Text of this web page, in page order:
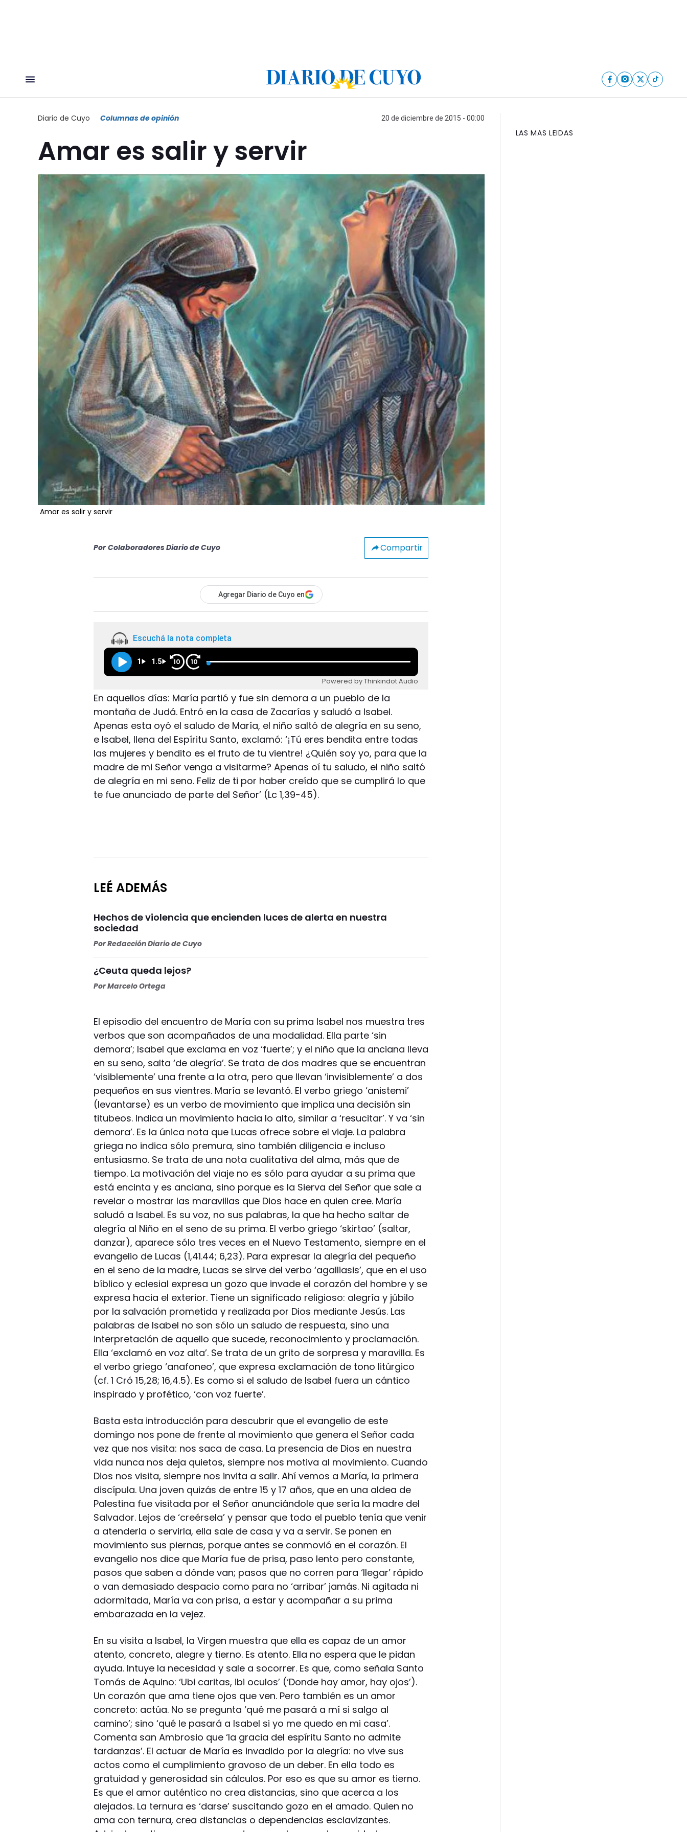
Diario de Cuyo Columnas de opinión 20 de diciembre de 2015 - 00:00
Amar es salir y servir
Amar es salir y servir
Por Colaboradores Diario de Cuyo Compartir
Agregar Diario de Cuyo en
Escuchá la nota completa
1 1.5 10 10
Powered by Thinkindot Audio
En aquellos días: María partió y fue sin demora a un pueblo de la
montaña de Judá. Entró en la casa de Zacarías y saludó a Isabel.
Apenas esta oyó el saludo de María, el niño saltó de alegría en su seno,
e Isabel, llena del Espíritu Santo, exclamó: ‘¡Tú eres bendita entre todas
las mujeres y bendito es el fruto de tu vientre! ¿Quién soy yo, para que la
madre de mi Señor venga a visitarme? Apenas oí tu saludo, el niño saltó
de alegría en mi seno. Feliz de ti por haber creído que se cumplirá lo que
te fue anunciado de parte del Señor’ (Lc 1,39-45).
LEÉ ADEMÁS
Hechos de violencia que encienden luces de alerta en nuestra
sociedad
PorRedacción Diario de Cuyo
¿Ceuta queda lejos?
PorMarcelo Ortega
El episodio del encuentro de María con su prima Isabel nos muestra tres
verbos que son acompañados de una modalidad. Ella parte ‘sin
demora’; Isabel que exclama en voz ‘fuerte’; y el niño que la anciana lleva
en su seno, salta ‘de alegría’. Se trata de dos madres que se encuentran
‘visiblemente’ una frente a la otra, pero que llevan ‘invisiblemente’ a dos
pequeños en sus vientres. María se levantó. El verbo griego ‘anistemi’
(levantarse) es un verbo de movimiento que implica una decisión sin
titubeos. Indica un movimiento hacia lo alto, similar a ‘resucitar’. Y va ‘sin
demora’. Es la única nota que Lucas ofrece sobre el viaje. La palabra
griega no indica sólo premura, sino también diligencia e incluso
entusiasmo. Se trata de una nota cualitativa del alma, más que de
tiempo. La motivación del viaje no es sólo para ayudar a su prima que
está encinta y es anciana, sino porque es la Sierva del Señor que sale a
revelar o mostrar las maravillas que Dios hace en quien cree. María
saludó a Isabel. Es su voz, no sus palabras, la que ha hecho saltar de
alegría al Niño en el seno de su prima. El verbo griego ‘skirtao’ (saltar,
danzar), aparece sólo tres veces en el Nuevo Testamento, siempre en el
evangelio de Lucas (1,41.44; 6,23). Para expresar la alegría del pequeño
en el seno de la madre, Lucas se sirve del verbo ‘agalliasis’, que en el uso
bíblico y eclesial expresa un gozo que invade el corazón del hombre y se
expresa hacia el exterior. Tiene un significado religioso: alegría y júbilo
por la salvación prometida y realizada por Dios mediante Jesús. Las
palabras de Isabel no son sólo un saludo de respuesta, sino una
interpretación de aquello que sucede, reconocimiento y proclamación.
Ella ‘exclamó en voz alta’. Se trata de un grito de sorpresa y maravilla. Es
el verbo griego ‘anafoneo’, que expresa exclamación de tono litúrgico
(cf. 1 Cró 15,28; 16,4.5). Es como si el saludo de Isabel fuera un cántico
inspirado y profético, ‘con voz fuerte’.
Basta esta introducción para descubrir que el evangelio de este
domingo nos pone de frente al movimiento que genera el Señor cada
vez que nos visita: nos saca de casa. La presencia de Dios en nuestra
vida nunca nos deja quietos, siempre nos motiva al movimiento. Cuando
Dios nos visita, siempre nos invita a salir. Ahí vemos a María, la primera
discípula. Una joven quizás de entre 15 y 17 años, que en una aldea de
Palestina fue visitada por el Señor anunciándole que sería la madre del
Salvador. Lejos de ‘creérsela’ y pensar que todo el pueblo tenía que venir
a atenderla o servirla, ella sale de casa y va a servir. Se ponen en
movimiento sus piernas, porque antes se conmovió en el corazón. El
evangelio nos dice que María fue de prisa, paso lento pero constante,
pasos que saben a dónde van; pasos que no corren para ‘llegar’ rápido
o van demasiado despacio como para no ‘arribar’ jamás. Ni agitada ni
adormitada, María va con prisa, a estar y acompañar a su prima
embarazada en la vejez.
En su visita a Isabel, la Virgen muestra que ella es capaz de un amor
atento, concreto, alegre y tierno. Es atento. Ella no espera que le pidan
ayuda. Intuye la necesidad y sale a socorrer. Es que, como señala Santo
Tomás de Aquino: ‘Ubi caritas, ibi oculos’ (‘Donde hay amor, hay ojos’).
Un corazón que ama tiene ojos que ven. Pero también es un amor
concreto: actúa. No se pregunta ‘qué me pasará a mí si salgo al
camino’; sino ‘qué le pasará a Isabel si yo me quedo en mi casa’.
Comenta san Ambrosio que ‘la gracia del espíritu Santo no admite
tardanzas’. El actuar de María es invadido por la alegría: no vive sus
actos como el cumplimiento gravoso de un deber. En ella todo es
gratuidad y generosidad sin cálculos. Por eso es que su amor es tierno.
Es que el amor auténtico no crea distancias, sino que acerca a los
alejados. La ternura es ‘darse’ suscitando gozo en el amado. Quien no
ama con ternura, crea distancias o dependencias esclavizantes.
LAS MAS LEIDAS